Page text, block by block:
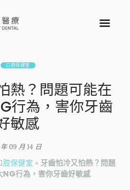
口腔保健室
熱？問題可能在
行為，害你牙齒
敏感
09 月 14 日
腔保健室 » 牙齒怕冷又怕熱？問題
行為，害你牙齒好敏感